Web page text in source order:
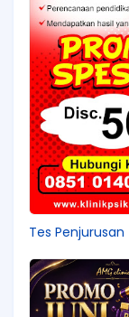
Tes Penjurusan